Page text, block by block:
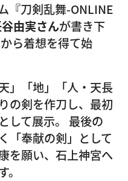
『刀剣乱舞-ONLINE
由実さんが書き下
ら着想を得て始
」「地」「人・天長
の剣を作刀し、最初
して展示。 最後の
「奉献の剣」として
を願い、石上神宮へ